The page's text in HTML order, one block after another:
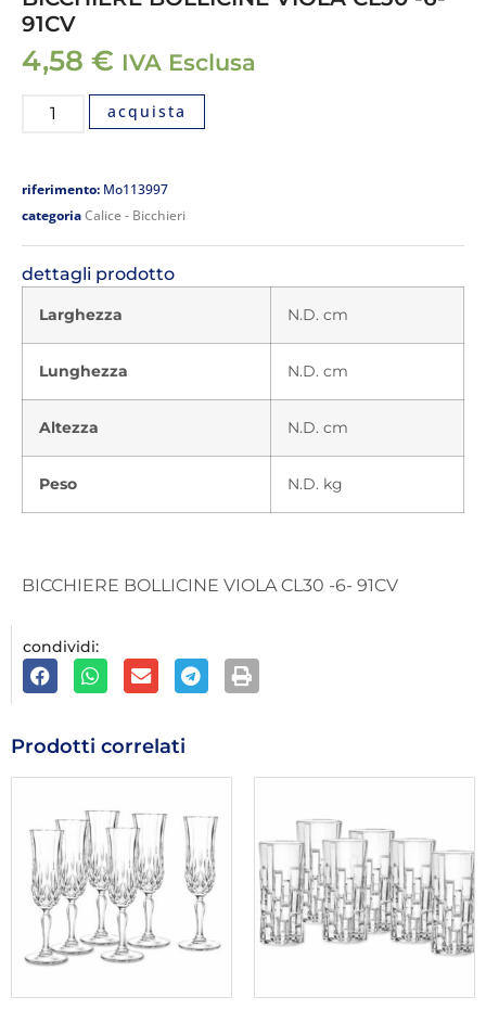
91CV
4,58 € IVA Esclusa
acquista
riferimento: Mo113997
categoriaCalice - Bicchieri
dettagli prodotto
Larghezza N.D. cm
Lunghezza N.D. cm
Altezza N.D. cm
Peso N.D. kg
BICCHIERE BOLLICINE VIOLA CL30 -6- 91CV
condividi:
Prodotti correlati